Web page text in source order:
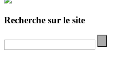
Recherche sur le site